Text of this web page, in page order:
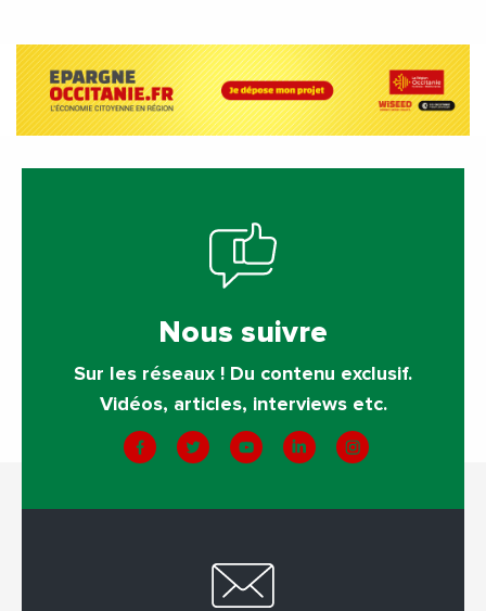
Nous suivre
Sur les réseaux ! Du contenu exclusif.
Vidéos, articles, interviews etc.